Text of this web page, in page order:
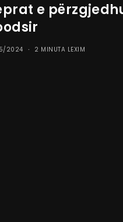
e
2024 2 MINUTA LEXIM